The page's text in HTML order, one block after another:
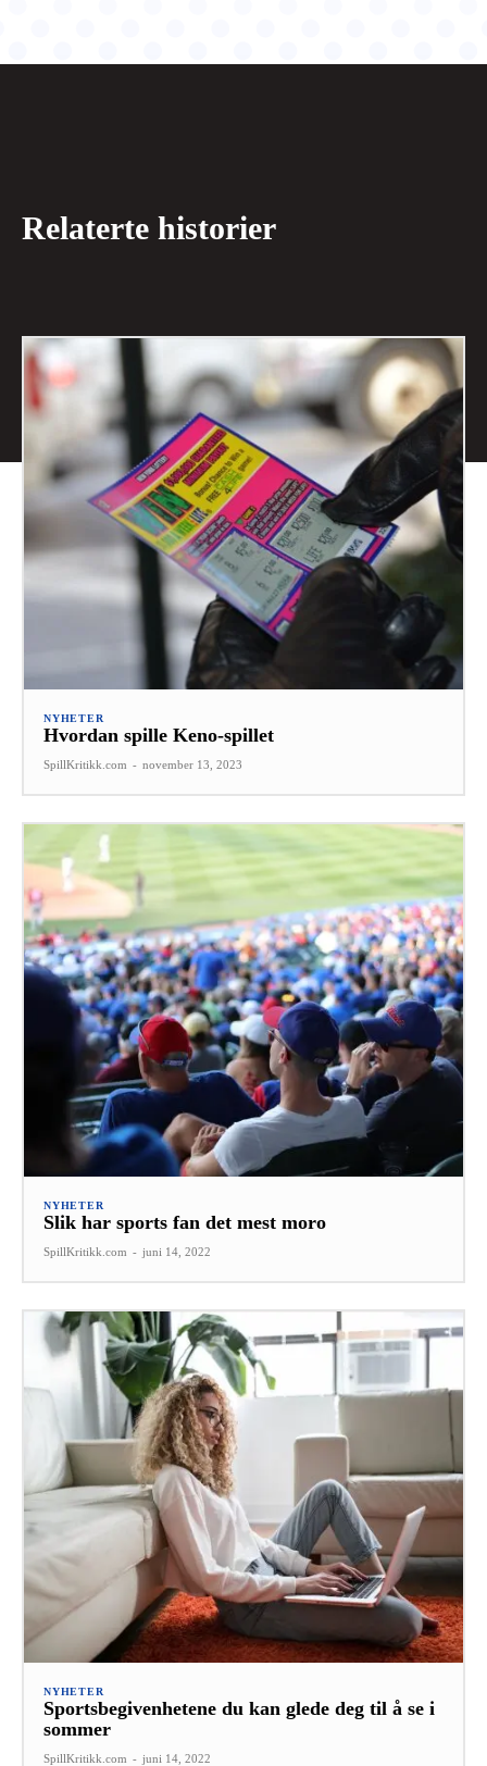
Relaterte historier
NYHETER
Hvordan spille Keno-spillet
SpillKritikk.com - november 13, 2023
NYHETER
Slik har sports fan det mest moro
SpillKritikk.com - juni 14, 2022
NYHETER
Sportsbegivenhetene du kan glede deg til å se i
sommer
SpillKritikk.com - juni 14, 2022